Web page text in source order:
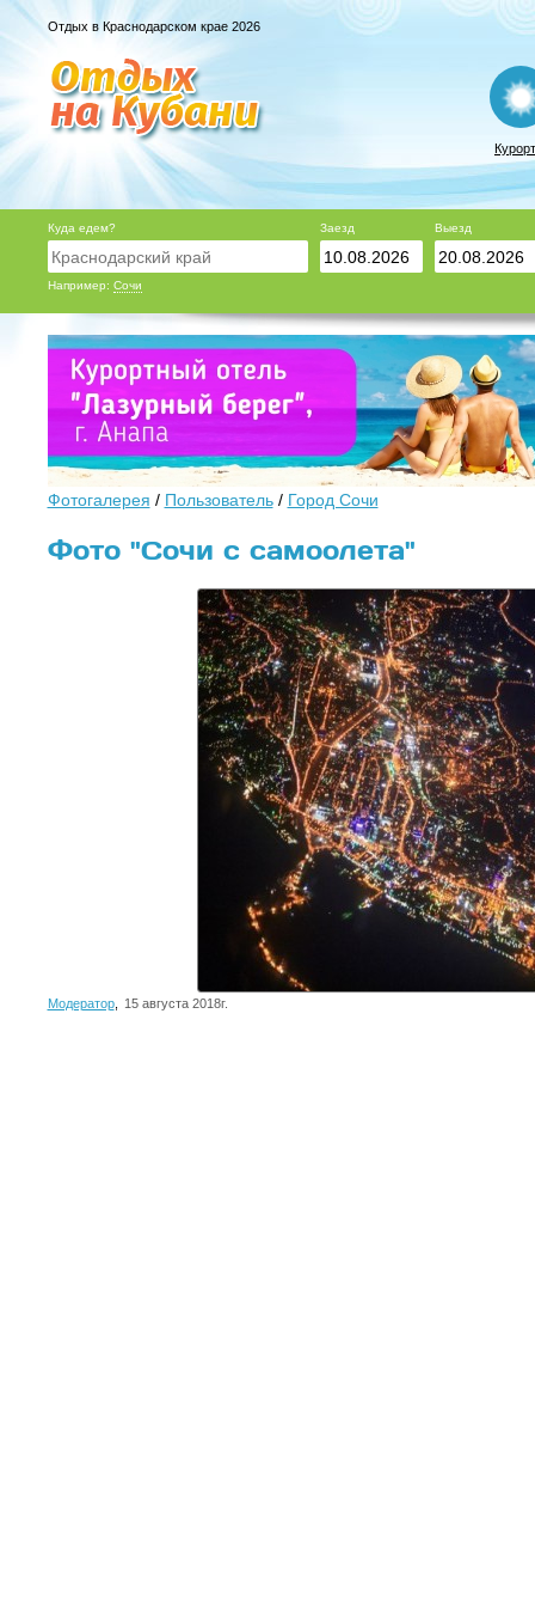
Отдых в Краснодарском крае 2026
Куда едем?
Например: Сочи
Заезд Выезд
Фотогалерея / Пользователь/ Город Сочи
Фото "Сочи с самоолета"
Модератор, 15 августа 2018г.